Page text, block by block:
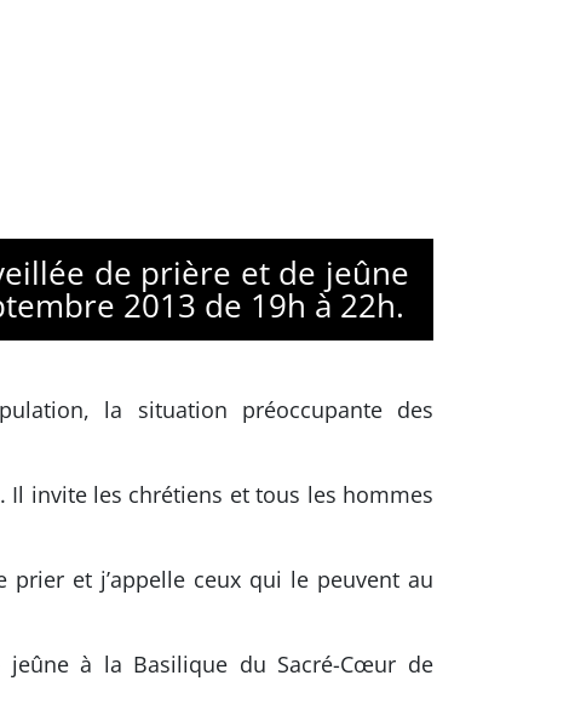
de prière et de jeûne
2013 de 19h à 22h.
la situation préoccupante des
Il invite les chrétiens et tous les hommes
et j’appelle ceux qui le peuvent au
à la Basilique du Sacré-Cœur de